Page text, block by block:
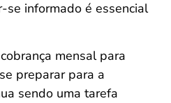
se informado é essencial
mensal para
preparar para a
sendo uma tarefa